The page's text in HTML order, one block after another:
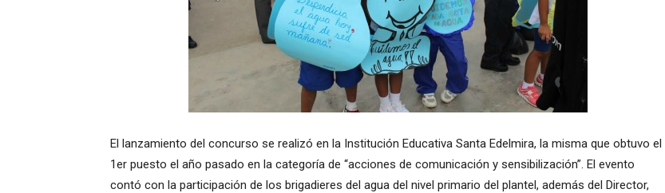
El lanzamiento del concurso se realizó en la Institución Educativa Santa Edelmira, la misma que obtuvo el
1er puesto el año pasado en la categoría de “acciones de comunicación y sensibilización”. El evento
contó con la participación de los brigadieres del agua del nivel primario del plantel, además del Director,